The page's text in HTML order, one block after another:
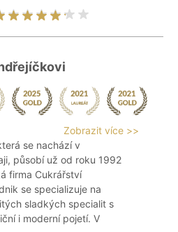
Zobrazit více >>
se nachází v
působí už od roku 1992
firma Cukrářství
se specializuje na
sladkých specialit s
i moderní pojetí. V